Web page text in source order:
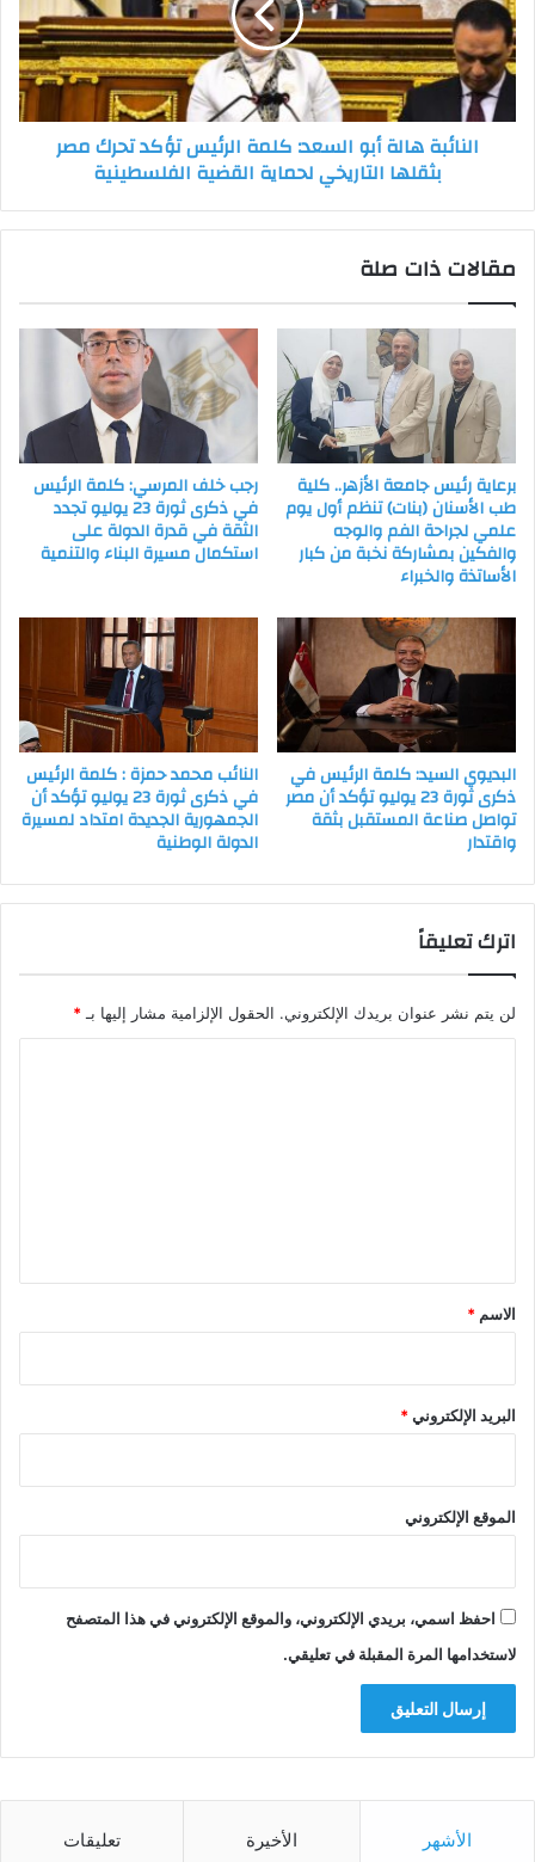
كلمة
الرئيس
تؤكد
تحرك
مصر
النائبة هالة أبو السعد: كلمة الرئيس تؤكد تحرك مصر
بثقلها التاريخي لحماية القضية الفلسطينية
مقالات ذات صلة
برعاية رئيس جامعة الأزهر.. كلية
طب الأسنان (بنات) تنظم أول يوم
علمي لجراحة الفم والوجه
والفكين بمشاركة نخبة من كبار
الأساتذة والخبراء
رجب خلف المرسي: كلمة الرئيس
في ذكرى ثورة 23 يوليو تجدد
الثقة في قدرة الدولة على
استكمال مسيرة البناء والتنمية
البديوي السيد: كلمة الرئيس في
ذكرى ثورة 23 يوليو تؤكد أن مصر
تواصل صناعة المستقبل بثقة
واقتدار
النائب محمد حمزة : كلمة الرئيس
في ذكرى ثورة 23 يوليو تؤكد أن
الجمهورية الجديدة امتداد لمسيرة
الدولة الوطنية
اترك تعليقاً
لن يتم نشر عنوان بريدك الإلكتروني. الحقول الإلزامية مشار إليها بـ *
*
الاسم *
البريد الإلكتروني*
الموقع الإلكتروني
احفظ اسمي، بريدي الإلكتروني، والموقع الإلكتروني في هذا المتصفح
لاستخدامها المرة المقبلة في تعليقي.
الأشهر الأخيرة تعليقات